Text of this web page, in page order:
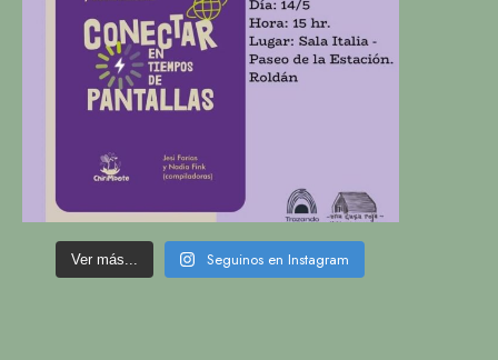
Ver más... Seguinos en Instagram